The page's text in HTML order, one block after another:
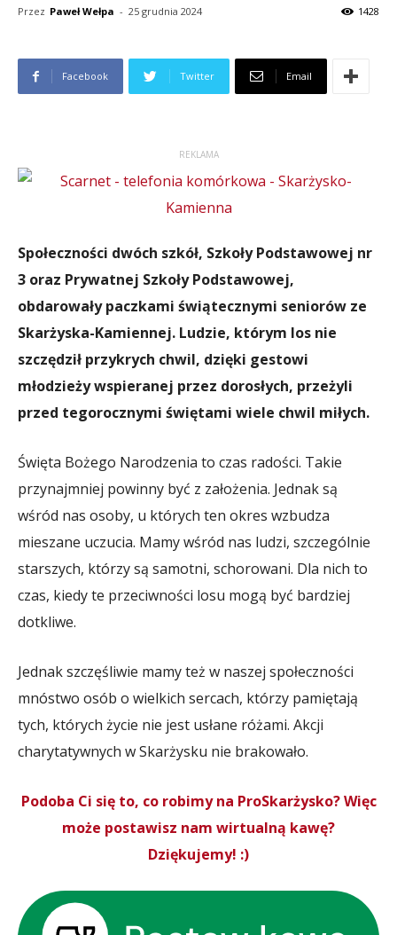
Przez Paweł Wełpa - 25 grudnia 2024 1428
Facebook Twitter Email
REKLAMA
Społeczności dwóch szkół, Szkoły Podstawowej nr
3 oraz Prywatnej Szkoły Podstawowej,
obdarowały paczkami świątecznymi seniorów ze
Skarżyska-Kamiennej. Ludzie, którym los nie
szczędził przykrych chwil, dzięki gestowi
młodzieży wspieranej przez dorosłych, przeżyli
przed tegorocznymi świętami wiele chwil miłych.
Święta Bożego Narodzenia to czas radości. Takie
przynajmniej powinny być z założenia. Jednak są
wśród nas osoby, u których ten okres wzbudza
mieszane uczucia. Mamy wśród nas ludzi, szczególnie
starszych, którzy są samotni, schorowani. Dla nich to
czas, kiedy te przeciwności losu mogą być bardziej
dotkliwe.
Jednak szczęśliwie mamy też w naszej społeczności
mnóstwo osób o wielkich sercach, którzy pamiętają
tych, których życie nie jest usłane różami. Akcji
charytatywnych w Skarżysku nie brakowało.
Podoba Ci się to, co robimy na ProSkarżysko? Więc
może postawisz nam wirtualną kawę?
Dziękujemy! :)